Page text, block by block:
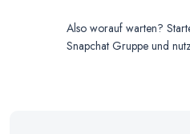
Also worauf warten?
Snapchat Gruppe und